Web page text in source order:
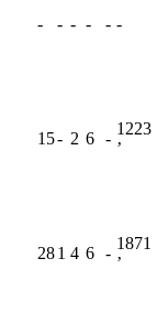
- - - - - -
15- 2 6 -
1223
ʼ
281 4 6 -
1871
ʼ